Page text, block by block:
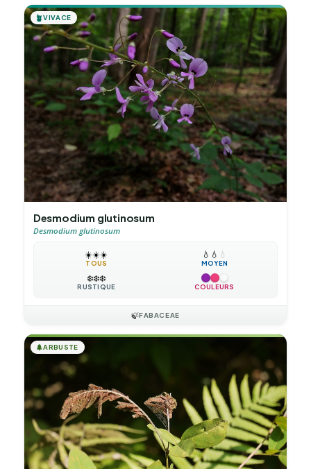
🪴VIVACE
Desmodium glutinosum
Desmodium glutinosum
☀️☀️☀️
TOUS
💧 💧 💧
MOYEN
❄️❄️❄️
RUSTIQUE COULEURS
🍃FABACEAE
🌲ARBUSTE